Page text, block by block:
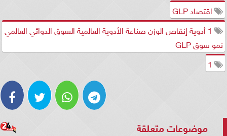
اقتصاد GLP
1 أدوية إنقاص الوزن صناعة الأدوية العالمية السوق الدوائي العالمي
نمو سوق GLP
موضوعات متعلقة